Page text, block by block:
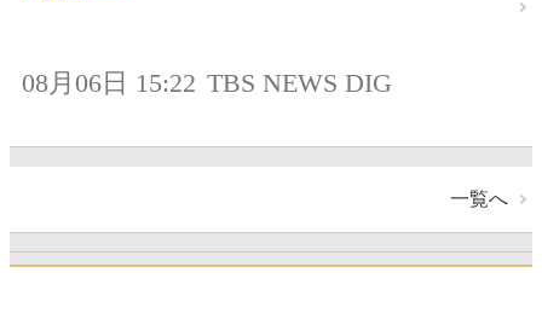
08月06日 15:22 TBS NEWS DIG
一覧へ